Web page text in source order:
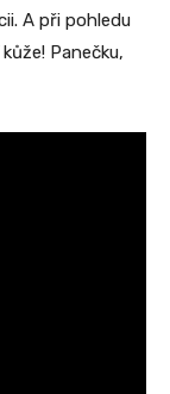
A při pohledu
Panečku,